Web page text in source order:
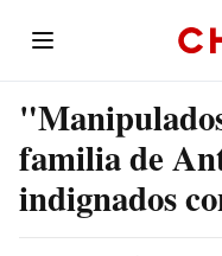
familia de
indignados